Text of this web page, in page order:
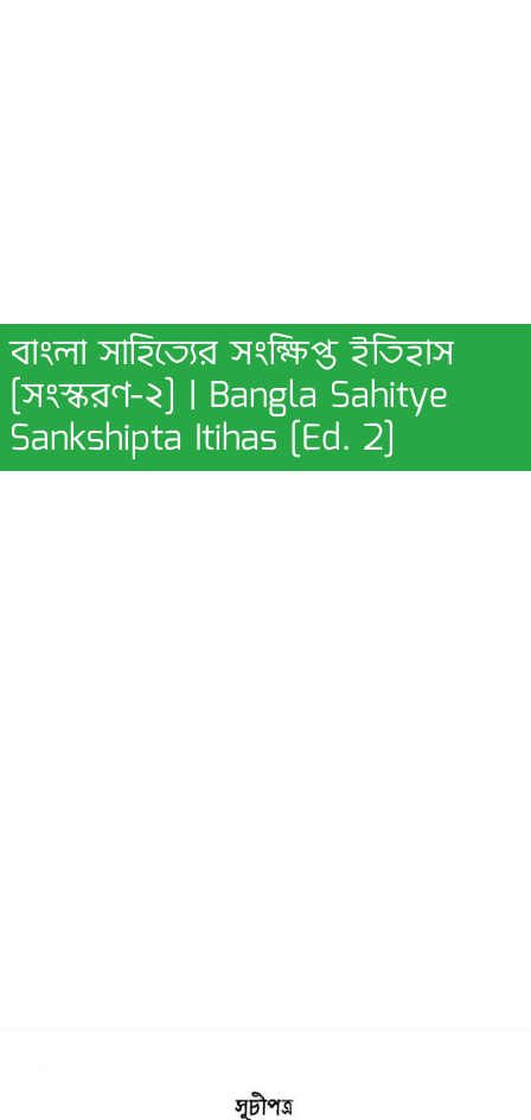
বাংলা সাহিত্যের সংক্ষিপ্ত ইতিহাস
[সংস্করণ-২] | Bangla Sahitye
Sankshipta Itihas [Ed. 2]